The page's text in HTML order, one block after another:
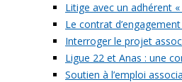
Litige avec un adhérent
Le contrat
Interroger le projet
Ligue 22 et Anas : une
Soutien à l’emploi